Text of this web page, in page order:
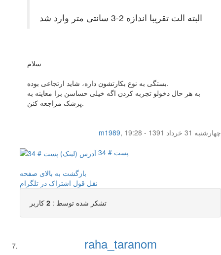
البته الت تقریبا اندازه 2-3 سانتی متر وارد شد
سلام
بستگی به نوع بکارتشون داره، شاید ارتجاعی بوده.
به هر حال دخولو تجربه کردن اگه خیلی حساسن برا معاینه به
پزشک مراجعه کنن.
m1989,
چهار‌شنبه 31 خرداد 1391 - 19:28
پست # 34
بازگشت به بالای صفحه
نقل قول اشتراک در تلگرام
تشکر شده توسط : 2 کاربر
raha_taranom